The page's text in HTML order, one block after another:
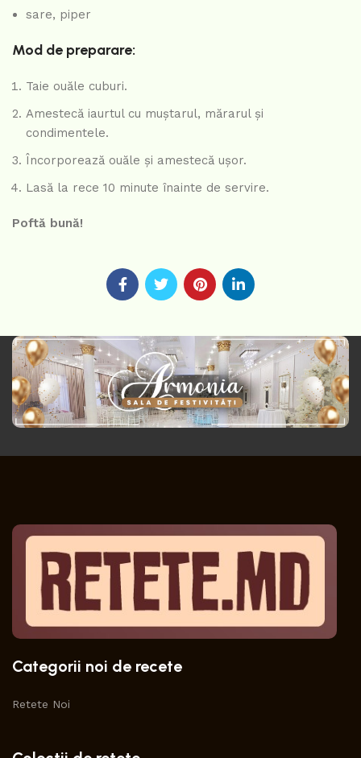
sare, piper
Mod de preparare:
Taie ouăle cuburi.
Amestecă iaurtul cu muștarul, mărarul și
condimentele.
Încorporează ouăle și amestecă ușor.
Lasă la rece 10 minute înainte de servire.
Poftă bună!
Categorii noi de recete
Retete Noi